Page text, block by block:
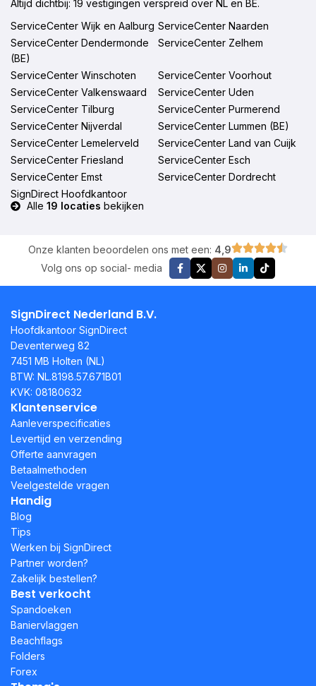
Altijd dichtbij: 19 vestigingen verspreid over NL en BE.
ServiceCenter Wijk en Aalburg ServiceCenter Naarden
ServiceCenter Dendermonde
(BE)
ServiceCenter Zelhem
ServiceCenter Winschoten
ServiceCenter Voorhout
ServiceCenter Valkenswaard
ServiceCenter Uden
ServiceCenter Tilburg
ServiceCenter Purmerend
ServiceCenter Nijverdal
ServiceCenter Lummen (BE)
ServiceCenter Lemelerveld
ServiceCenter Land van Cuijk
ServiceCenter Friesland
ServiceCenter Esch
ServiceCenter Emst
ServiceCenter Dordrecht
SignDirect Hoofdkantoor
Alle 19 locaties bekijken
Onze klanten beoordelen ons met een: 4,9
Volg ons op social- media
SignDirect Nederland B.V.
Hoofdkantoor SignDirect
Deventerweg 82
7451 MB Holten (NL)
BTW: NL.8198.57.671B01
KVK: 08180632
Klantenservice
Aanleverspecificaties
Levertijd en verzending
Offerte aanvragen
Betaalmethoden
Veelgestelde vragen
Handig
Blog
Tips
Werken bij SignDirect
Partner worden?
Zakelijk bestellen?
Best verkocht
Spandoeken
Baniervlaggen
Beachflags
Folders
Forex